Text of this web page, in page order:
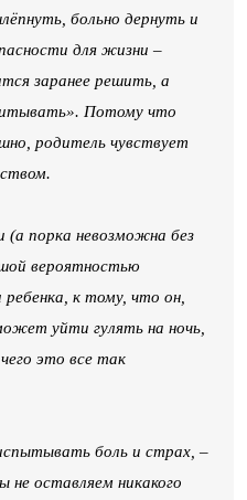
больно дернуть и
для жизни –
заранее решить, а
Потому что
родитель чувствует
порка невозможна без
вероятностью
к тому, что он,
уйти гулять на ночь,
это все так
боль и страх, –
не оставляем никакого